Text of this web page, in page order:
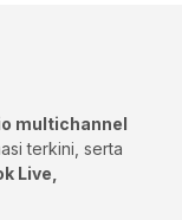
multichannel
terkini, serta
Live,